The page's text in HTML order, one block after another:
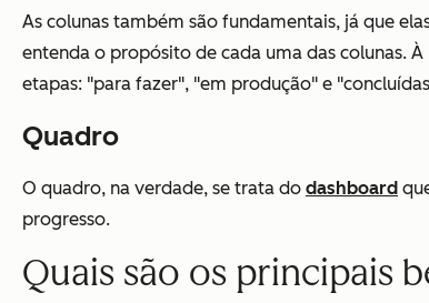
As colunas também são fundamentais, já que
entenda o propósito de cada uma das colunas.
etapas: "para fazer", "em produção" e
Quadro
O quadro, na verdade, se trata do dashboard
progresso.
Quais são os principais